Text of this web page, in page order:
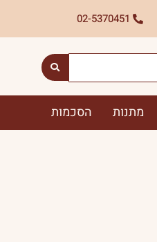
02-5370451
מתנות הסכמות